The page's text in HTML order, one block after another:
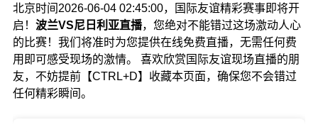
北京时间2026-06-04 02:45:00，国际友谊精彩赛事即将开
启！ 波兰VS尼日利亚直播，您绝对不能错过这场激动人心
的比赛！我们将准时为您提供在线免费直播，无需任何费
用即可感受现场的激情。 喜欢欣赏国际友谊现场直播的朋
友，不妨提前【CTRL+D】收藏本页面，确保您不会错过
任何精彩瞬间。